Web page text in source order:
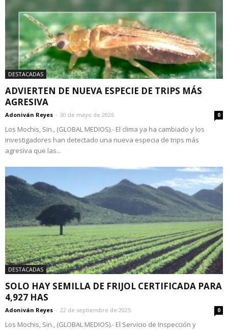
DESTACADAS
ADVIERTEN DE NUEVA ESPECIE DE TRIPS MÁS
AGRESIVA
Adoniván Reyes - 30 de mayo de 2026 0
Los Mochis, Sin., (GLOBAL MEDIOS).- El clima ya ha cambiado y los
investigadores han detectado una nueva especia de trips más
agresiva que las...
DESTACADAS
SOLO HAY SEMILLA DE FRIJOL CERTIFICADA PARA
4,927 HAS
Adoniván Reyes - 22 de septiembre de 2025 0
Los Mochis, Sin., (GLOBAL MEDIOS).- El Servicio de Inspección y